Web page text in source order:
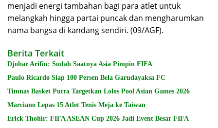
menjadi energi tambahan bagi para atlet untuk
melangkah hingga partai puncak dan mengharumkan
nama bangsa di kandang sendiri. (09/AGF).
Berita Terkait
Djohar Arifin: Sudah Saatnya Asia Pimpin FIFA
Paulo Ricardo Siap 100 Persen Bela Garudayaksa FC
Timnas Basket Putra Targetkan Lolos Pool Asian Games 2026
Marciano Lepas 15 Atlet Tenis Meja ke Taiwan
Erick Thohir: FIFA ASEAN Cup 2026 Jadi Event Besar FIFA